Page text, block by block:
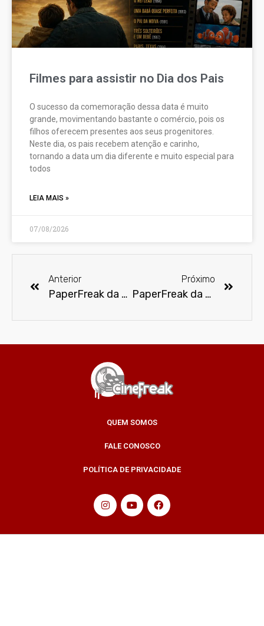
Filmes para assistir no Dia dos Pais
O sucesso da comemoração dessa data é muito
grande, movimentando bastante o comércio, pois os
filhos oferecem presentes aos seus progenitores.
Neste dia, os pais recebem atenção e carinho,
tornando a data um dia diferente e muito especial para
todos
LEIA MAIS »
07/08/2026
Anterior
PaperFreak da semana- Coringa
Próximo
PaperFreak da semana – Hellboy
QUEM SOMOS
FALE CONOSCO
POLÍTICA DE PRIVACIDADE